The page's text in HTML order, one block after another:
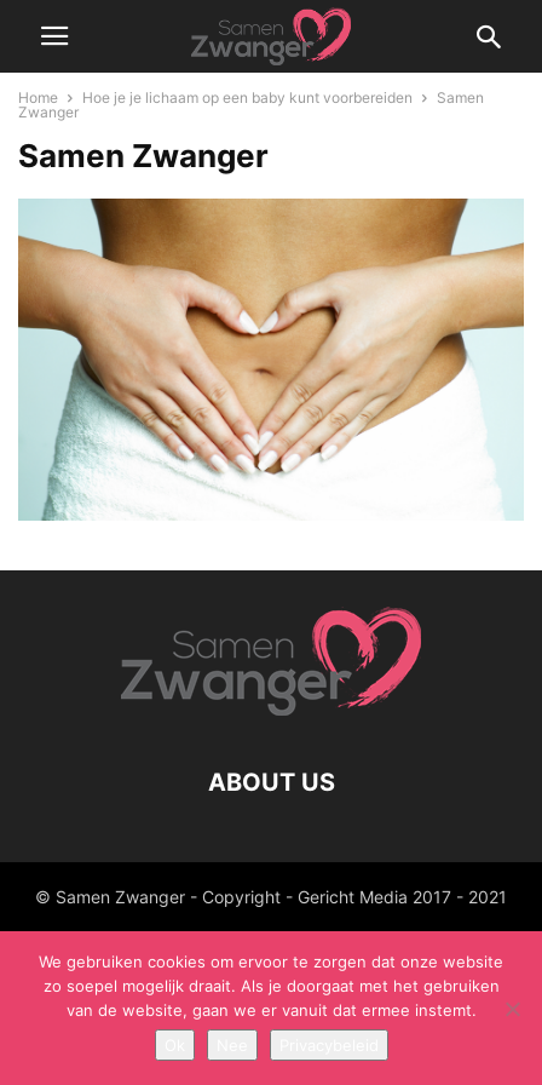
Home Hoe je je lichaam op een baby kunt voorbereiden
Samen
Zwanger
Samen Zwanger
ABOUT US
© Samen Zwanger - Copyright - Gericht Media 2017 - 2021
We gebruiken cookies om ervoor te zorgen dat onze website
zo soepel mogelijk draait. Als je doorgaat met het gebruiken
van de website, gaan we er vanuit dat ermee instemt.